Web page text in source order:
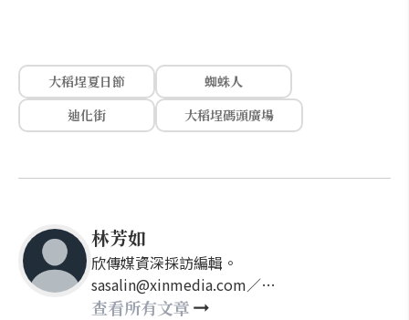
大稻埕夏日節
蜘蛛人
迪化街
大稻埕碼頭廣場
林芳如
欣傳媒資深採訪編輯。
sasalin@xinmedia.com／
happy21917@gmail.com
查看所有文章